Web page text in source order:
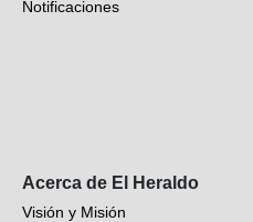
Videos
Notificaciones
Acerca de El Heraldo
Visión y Misión